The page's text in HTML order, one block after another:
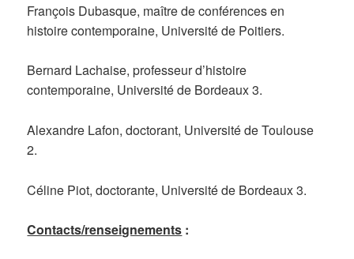
François Dubasque, maître de conférences en
histoire contemporaine, Université de Poitiers.
Bernard Lachaise, professeur d’histoire
contemporaine, Université de Bordeaux 3.
Alexandre Lafon, doctorant, Université de Toulouse
2.
Céline Piot, doctorante, Université de Bordeaux 3.
Contacts/renseignements :